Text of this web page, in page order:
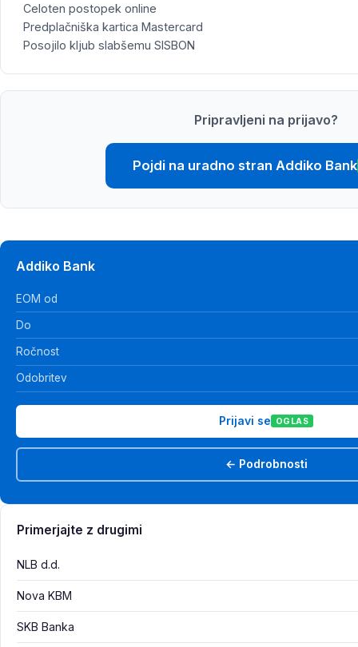
Celoten postopek online
Predplačniška kartica Mastercard
Posojilo kljub slabšemu SISBON
Pripravljeni na prijavo?
Pojdi na uradno stran Addiko Bank
Addiko Bank
EOM od
Do
Ročnost
Odobritev
Prijavi se OGLAS
← Podrobnosti
Primerjajte z drugimi
NLB d.d.
Nova KBM
SKB Banka